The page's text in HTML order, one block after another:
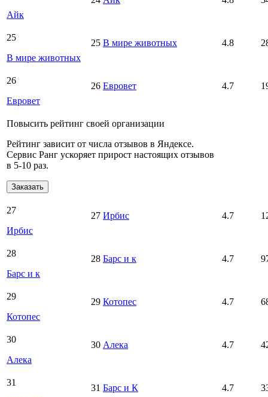
Айк
25
В мире животных
25 В мире животных 4.8
26
Евровет
26 Евровет 4.7
Повысить рейтинг своей организации
Рейтинг зависит от числа отзывов в Яндексе.
Сервис Ранг ускоряет прирост настоящих отзывов
в 5‑10 раз.
Заказать
27
Ирбис
27 Ирбис 4.7
28
Барс и к
28 Барс и к 4.7
29
Котопес
29 Котопес 4.7
30
Алека
30 Алека 4.7
31
31 Барс и К 4.7